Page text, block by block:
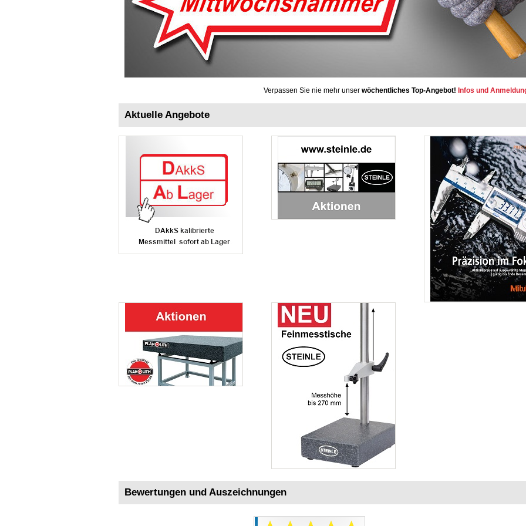
Verpassen Sie nie mehr unser wöchentliches Top-Angebot! Infos und
Aktuelle Angebote
Bewertungen und Auszeichnungen